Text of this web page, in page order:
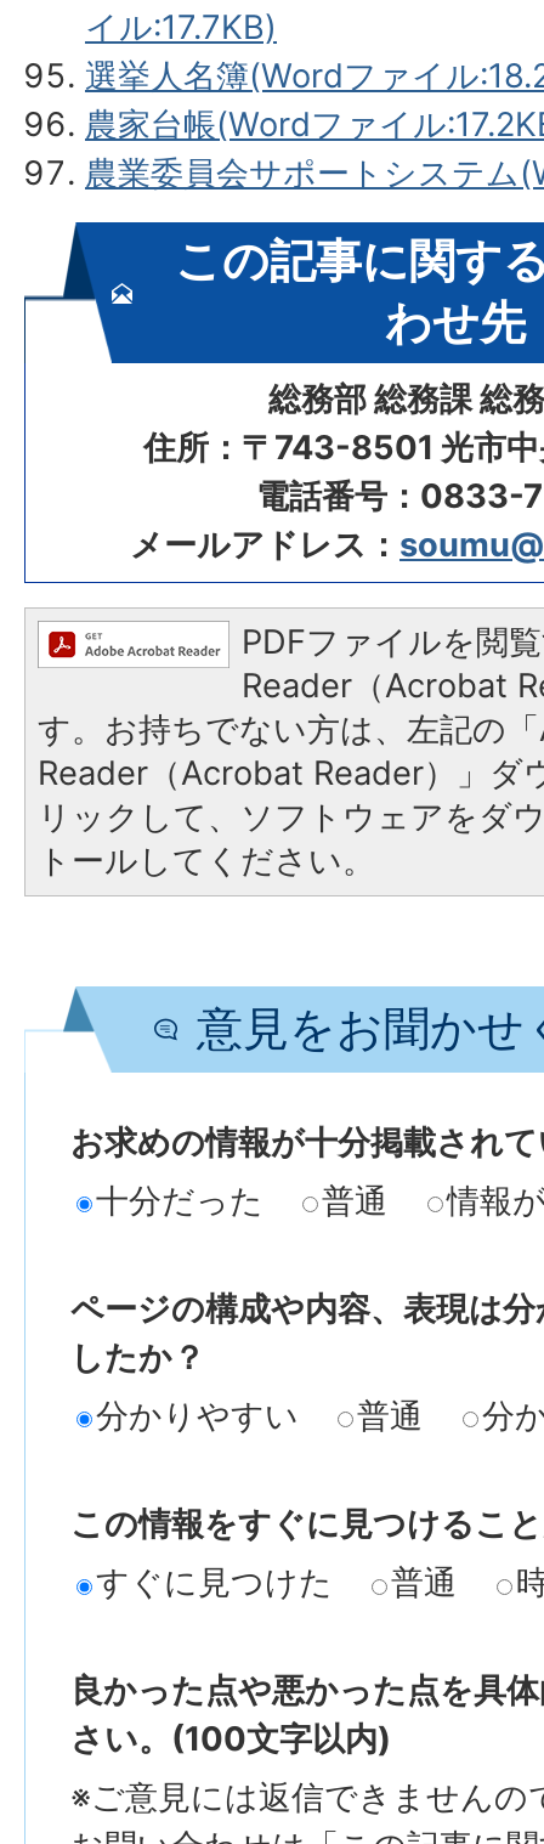
イル:17.7KB)
選挙人名簿(Wordファイル
農家台帳(Wordファイル
農業委員会サポートシステム
この記事に関す
わせ先
総務部 総務課 総
住所：〒743-8501 光市中
電話番号：0833-
メールアドレス：
PDFファイルを閲
Reader（Acrobat
す。お持ちでない方は、左記の
Reader（Acrobat Reader）」ダ
リックして、ソフトウェアをダ
トールしてください。
意見をお聞かせ
お求めの情報が十分掲載され
十分だった
普通 情報
ページの構成や内容、表現は
したか？
分かりやすい
普通 分
この情報をすぐに見つけるこ
すぐに見つけた
普通
良かった点や悪かった点を具
さい。(100文字以内)
※ご意見には返信できませんの